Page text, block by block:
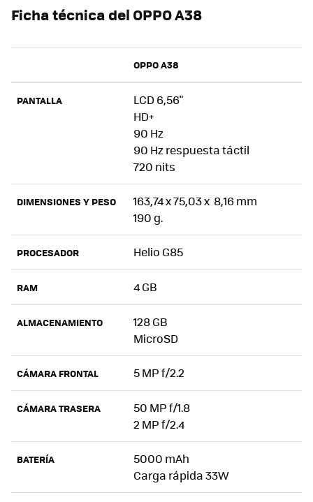
Ficha técnica del OPPO A38
OPPO A38
PANTALLA
LCD 6,56"
HD+
90 Hz
90 Hz respuesta táctil
720 nits
DIMENSIONES Y PESO
163,74 x 75,03 x 8,16 mm
190 g.
PROCESADOR Helio G85
RAM 4 GB
ALMACENAMIENTO
128 GB
MicroSD
CÁMARA FRONTAL 5 MP f/2.2
CÁMARA TRASERA
50 MP f/1.8
2 MP f/2.4
BATERÍA
5000 mAh
Carga rápida 33W